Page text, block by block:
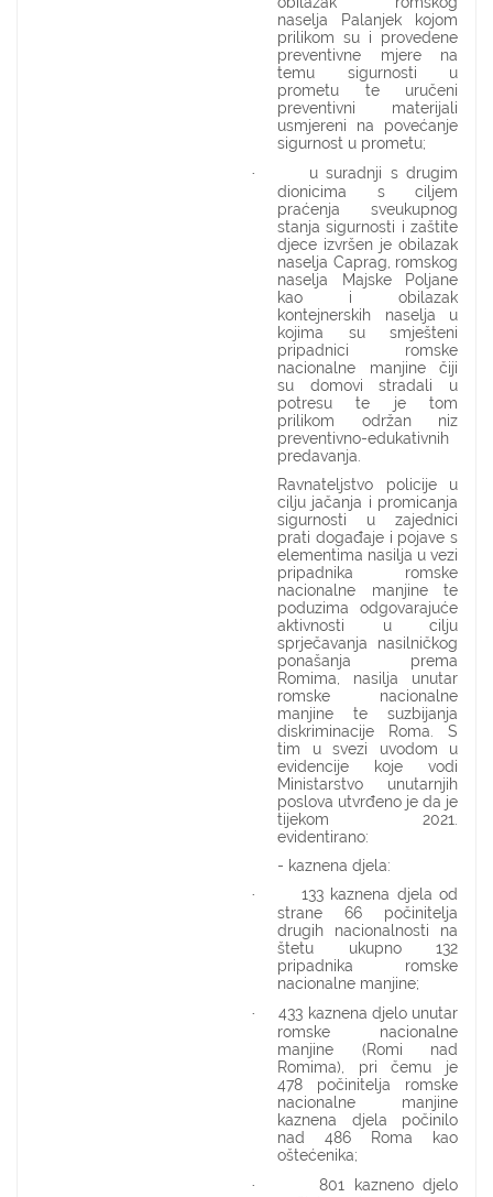
naselja Palanjek kojom
prilikom su i provedene
preventivne mjere na
temu sigurnosti u
prometu te uručeni
preventivni materijali
usmjereni na povećanje
sigurnost u prometu;
·
u suradnji s drugim
dionicima s ciljem
praćenja sveukupnog
stanja sigurnosti i zaštite
djece izvršen je obilazak
naselja Caprag, romskog
naselja Majske Poljane
kao i obilazak
kontejnerskih naselja u
kojima su smješteni
pripadnici romske
nacionalne manjine čiji
su domovi stradali u
potresu te je tom
prilikom održan niz
preventivno-edukativnih
predavanja.
Ravnateljstvo policije u
cilju jačanja i promicanja
sigurnosti u zajednici
prati događaje i pojave s
elementima nasilja u vezi
pripadnika romske
nacionalne manjine te
poduzima odgovarajuće
aktivnosti u cilju
sprječavanja nasilničkog
ponašanja prema
Romima, nasilja unutar
romske nacionalne
manjine te suzbijanja
diskriminacije Roma. S
tim u svezi uvodom u
evidencije koje vodi
Ministarstvo unutarnjih
poslova utvrđeno je da je
tijekom 2021.
evidentirano:
- kaznena djela:
·
133 kaznena djela od
strane 66 počinitelja
drugih nacionalnosti na
štetu ukupno 132
pripadnika romske
nacionalne manjine;
·
433 kaznena djelo unutar
romske nacionalne
manjine (Romi nad
Romima), pri čemu je
478 počinitelja romske
nacionalne manjine
kaznena djela počinilo
nad 486 Roma kao
oštećenika;
·
801 kazneno djelo